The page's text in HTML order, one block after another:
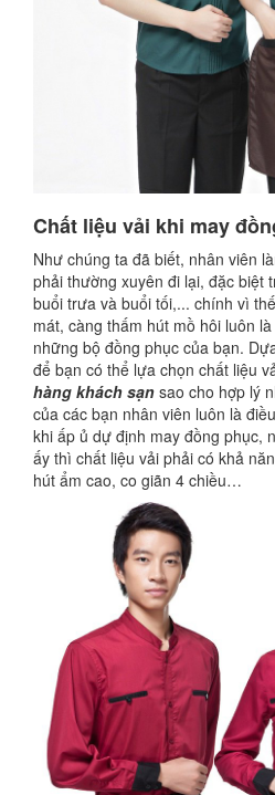
Chất liệu vải khi may
Như chúng ta đã biết, nhân viên
phải thường xuyên đi lại, đặc biệt
buổi trưa và buổi tối,... chính vì
mát, càng thấm hút mồ hôi luôn
những bộ đồng phục của bạn.
để bạn có thể lựa chọn chất liệu
hàng khách sạn sao cho hợp lý
của các bạn nhân viên luôn là
khi ấp ủ dự định may đồng phục,
ấy thì chất liệu vải phải có khả
hút ẩm cao, co giãn 4 chiều…